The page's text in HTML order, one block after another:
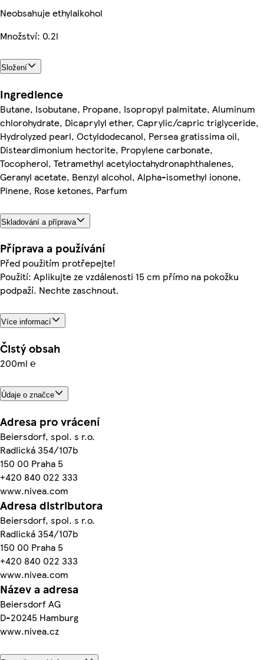
Neobsahuje ethylalkohol
Množství: 0.2l
Složení
Ingredience
Butane, Isobutane, Propane, Isopropyl palmitate, Aluminum
chlorohydrate, Dicaprylyl ether, Caprylic/capric triglyceride,
Hydrolyzed pearl, Octyldodecanol, Persea gratissima oil,
Disteardimonium hectorite, Propylene carbonate,
Tocopherol, Tetramethyl acetyloctahydronaphthalenes,
Geranyl acetate, Benzyl alcohol, Alpha-isomethyl ionone,
Pinene, Rose ketones, Parfum
Skladování a příprava
Příprava a používání
Před použitím protřepejte!
Použití: Aplikujte ze vzdálenosti 15 cm přímo na pokožku
podpaží. Nechte zaschnout.
Více informací
Čistý obsah
200ml ℮
Údaje o značce
Adresa pro vrácení
Beiersdorf, spol. s r.o.
Radlická 354/107b
150 00 Praha 5
+420 840 022 333
www.nivea.com
Adresa distributora
Beiersdorf, spol. s r.o.
Radlická 354/107b
150 00 Praha 5
+420 840 022 333
www.nivea.com
Název a adresa
Beiersdorf AG
D-20245 Hamburg
www.nivea.cz